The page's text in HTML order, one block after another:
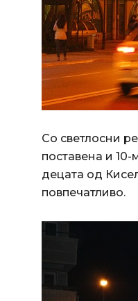
Со светлосни
поставена и
децата од
повпечатливо.